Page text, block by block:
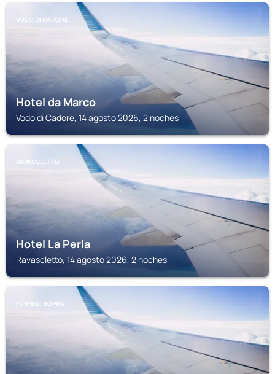
VODO DI CADORE
Hotel da Marco
Vodo di Cadore, 14 agosto 2026, 2 noches
RAVASCLETTO
Hotel La Perla
Ravascletto, 14 agosto 2026, 2 noches
FORNI DI SOPRA